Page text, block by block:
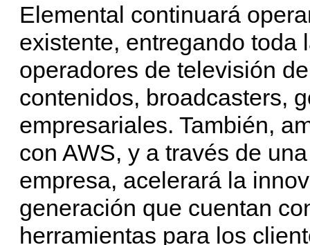
Elemental continuará
existente, entregando toda
operadores de televisión
contenidos, broadcasters,
empresariales. También,
con AWS, y a través de
empresa, acelerará la
generación que cuentan
herramientas para los